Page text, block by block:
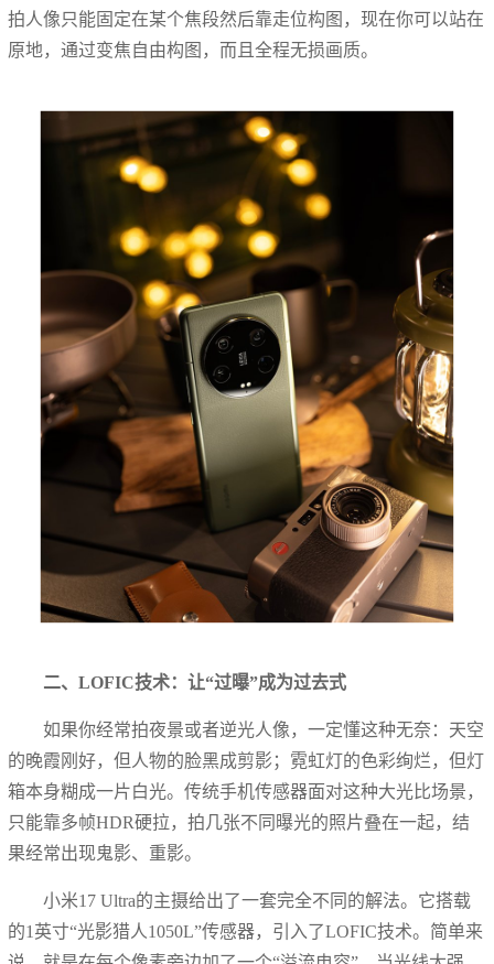
拍人像只能固定在某个焦段然后靠走位构图，现在你可以站在
原地，通过变焦自由构图，而且全程无损画质。
二、LOFIC技术：让“过曝”成为过去式
如果你经常拍夜景或者逆光人像，一定懂这种无奈：天空
的晚霞刚好，但人物的脸黑成剪影；霓虹灯的色彩绚烂，但灯
箱本身糊成一片白光。传统手机传感器面对这种大光比场景，
只能靠多帧HDR硬拉，拍几张不同曝光的照片叠在一起，结
果经常出现鬼影、重影。
小米17 Ultra的主摄给出了一套完全不同的解法。它搭载
的1英寸“光影猎人1050L”传感器，引入了LOFIC技术。简单来